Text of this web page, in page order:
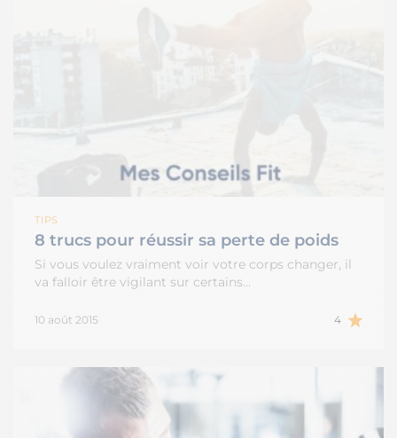
TIPS
8 trucs pour réussir sa perte de poids
Si vous voulez vraiment voir votre corps changer, il
va falloir être vigilant sur certains…
10 août 2015 4